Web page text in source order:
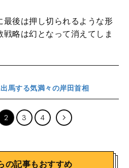
最後は押し切られるような形
略は幻となって消えてしま
馬する気満々の岸田首相
2 3 4
の記事もおすすめ